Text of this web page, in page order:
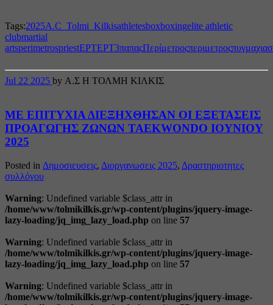
Tags:2025A.C_Tolmi_Kilkisathletesboxboxingelite athletic
clubmartial
artsperimetrospriestΕΡΤΕΡΤ3παπαςΠερίμετροςπεριμετροςπυγμαχια
Jul 22 2025 by Α.Σ Η ΤΟΛΜΗ ΚΙΛΚΙΣ
ΜΕ ΕΠΙΤΥΧΙΑ ΔΙΕΞΗΧΘΗΣΑΝ ΟΙ ΕΞΕΤΑΣΕΙΣ
ΠΡΟΑΓΩΓΗΣ ΖΩΝΩΝ TAEKWONDO ΙΟΥΝΙΟΥ
2025
Posted in Δημοσιευσεις, Διοργανωσεις 2025, Δραστηριοτητες
συλλόγου
Warning: Undefined variable $class_attr in
/home/www/tolmikilkis.gr/wp-content/plugins/jquery-image-
lazy-loading/jq_img_lazy_load.php on line 57
Warning: Undefined variable $class_attr in
/home/www/tolmikilkis.gr/wp-content/plugins/jquery-image-
lazy-loading/jq_img_lazy_load.php on line 57
Warning: Undefined variable $class_attr in
/home/www/tolmikilkis.gr/wp-content/plugins/jquery-image-